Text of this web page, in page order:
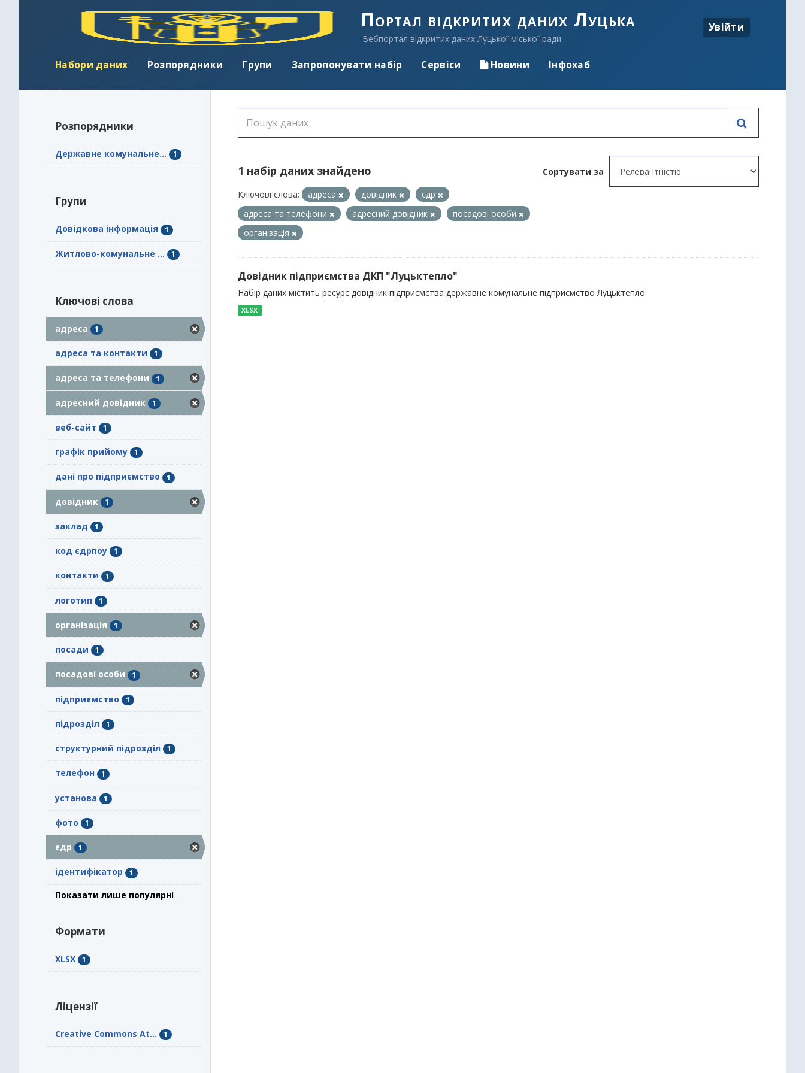
Портал відкритих даних Луцька
Вебпортал відкритих даних Луцької міської ради
Увійти
Набори даних Розпорядники Групи Запропонувати набір Сервіси Новини Інфохаб
Розпорядники
Державне комунальне... 1
Групи
Довідкова інформація 1
Житлово-комунальне ... 1
Ключові слова
адреса 1
адреса та контакти 1
адреса та телефони 1
адресний довідник 1
веб-сайт 1
графік прийому 1
дані про підприємство 1
довідник 1
заклад 1
код єдрпоу 1
контакти 1
логотип 1
організація 1
посади 1
посадові особи 1
підприємство 1
підрозділ 1
структурний підрозділ 1
телефон 1
установа 1
фото 1
єдр 1
ідентифікатор 1
Показати лише популярні
Формати
XLSX 1
Ліцензії
Creative Commons At... 1
Сортувати за
1 набір даних знайдено
Ключові слова: адреса довідник
єдр
адреса та телефони
адресний довідник
посадові особи
організація
Довідник підприємства ДКП "Луцьктепло"
Набір даних містить ресурс довідник підприємства державне комунальне підприємство Луцьктепло
XLSX